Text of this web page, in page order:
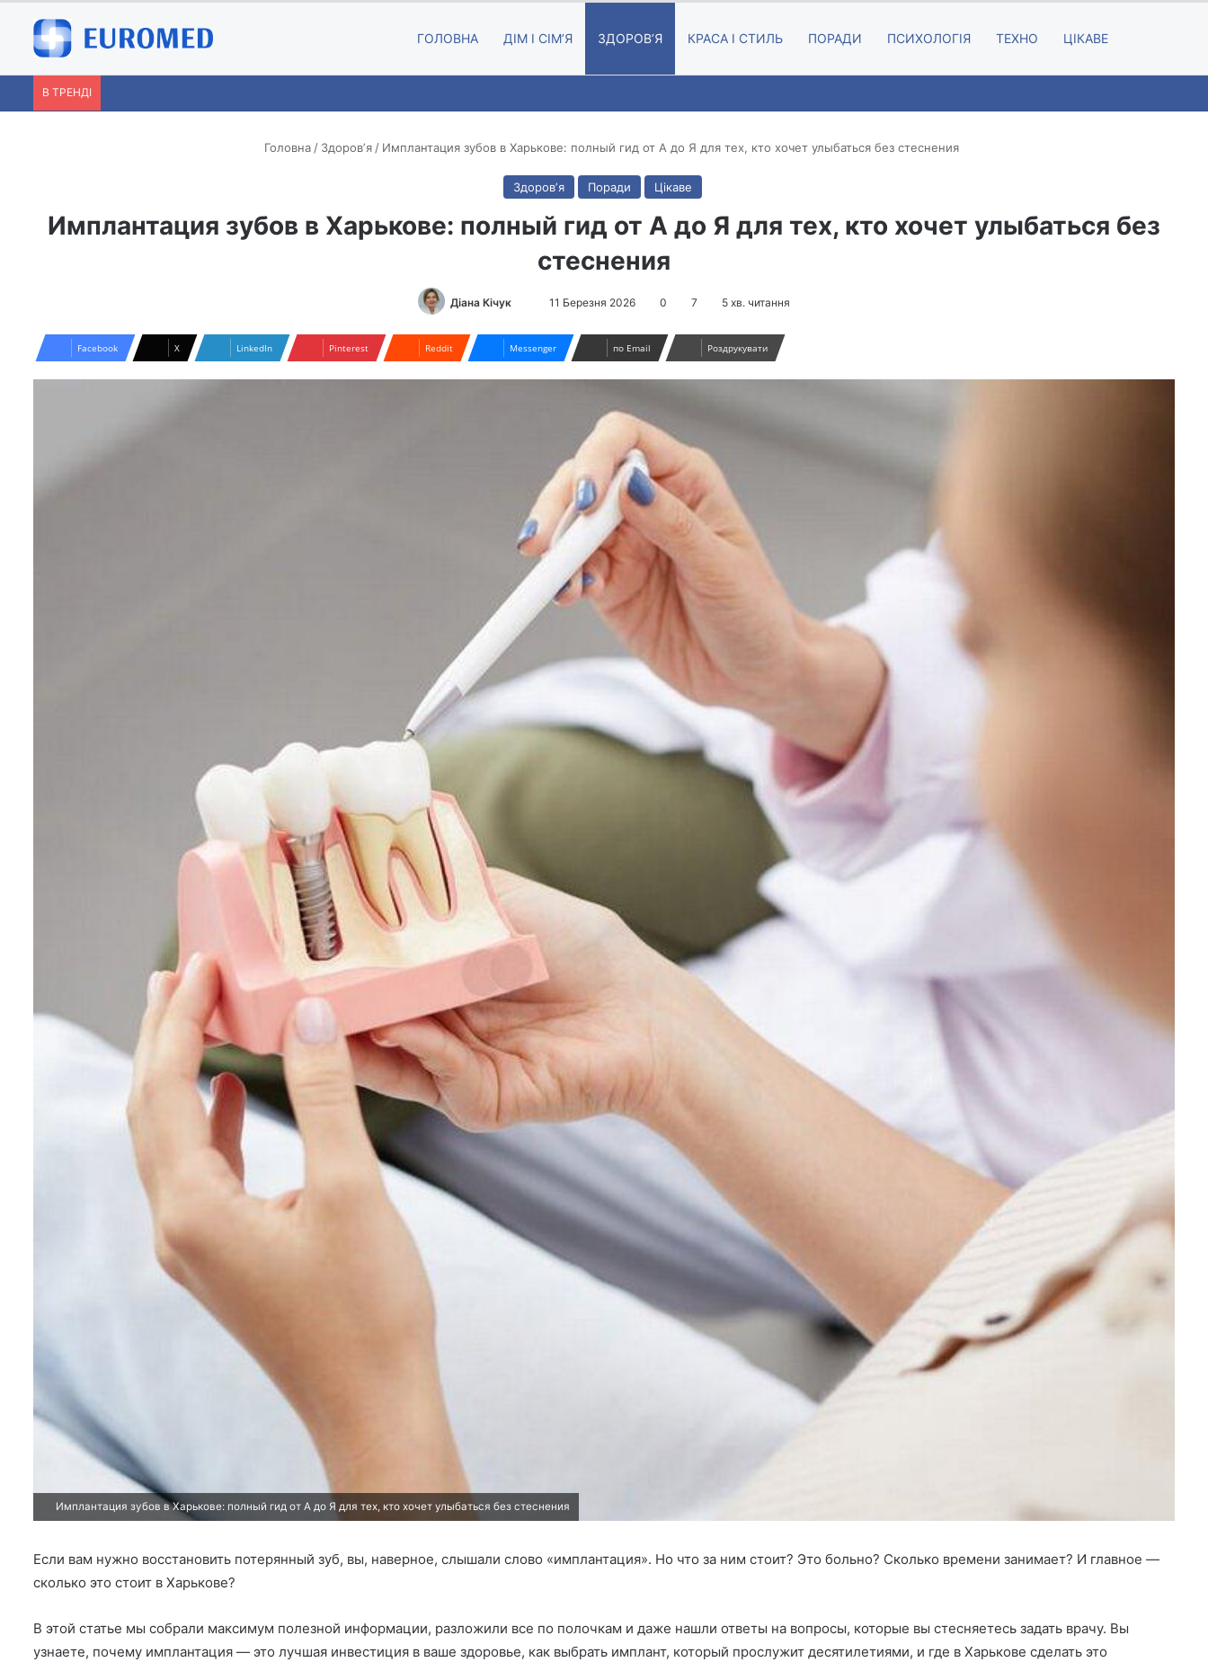
ГОЛОВНА ДІМ І СІМʼЯ ЗДОРОВʼЯ КРАСА І СТИЛЬ ПОРАДИ ПСИХОЛОГІЯ ТЕХНО ЦІКАВЕ
В ТРЕНДІ
Головна / Здоровʼя / Имплантация зубов в Харькове: полный гид от А до Я для тех, кто хочет улыбаться без стеснения
Здоровʼя Поради Цікаве
Имплантация зубов в Харькове: полный гид от А до Я для тех, кто хочет улыбаться без
стеснения
Діана Кічук
Send
email
11 Березня 2026 0 7 5 хв. читання
Facebook X LinkedIn Pinterest Reddit Messenger по Email Роздрукувати
Имплантация зубов в Харькове: полный гид от А до Я для тех, кто хочет улыбаться без стеснения
Если вам нужно восстановить потерянный зуб, вы, наверное, слышали слово «имплантация». Но что за ним стоит? Это больно? Сколько времени занимает? И главное —
сколько это стоит в Харькове?
В этой статье мы собрали максимум полезной информации, разложили все по полочкам и даже нашли ответы на вопросы, которые вы стесняетесь задать врачу. Вы
узнаете, почему имплантация — это лучшая инвестиция в ваше здоровье, как выбрать имплант, который прослужит десятилетиями, и где в Харькове сделать это